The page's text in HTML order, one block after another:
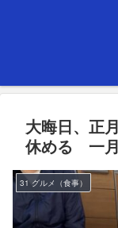
大晦日、正
休める 一
31 グルメ（食事）